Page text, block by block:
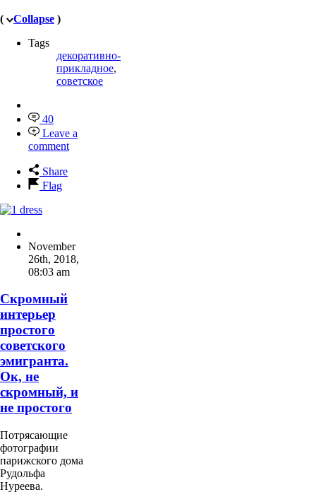
( Collapse )
Tags
декоративно-
прикладное,
советское
40
Leave a
comment
Share
Flag
November
26th, 2018,
08:03 am
Скромный
интерьер
простого
советского
эмигранта.
Ок, не
скромный, и
не простого
Потрясающие
фотографии
парижского дома
Рудольфа
Нуреева.